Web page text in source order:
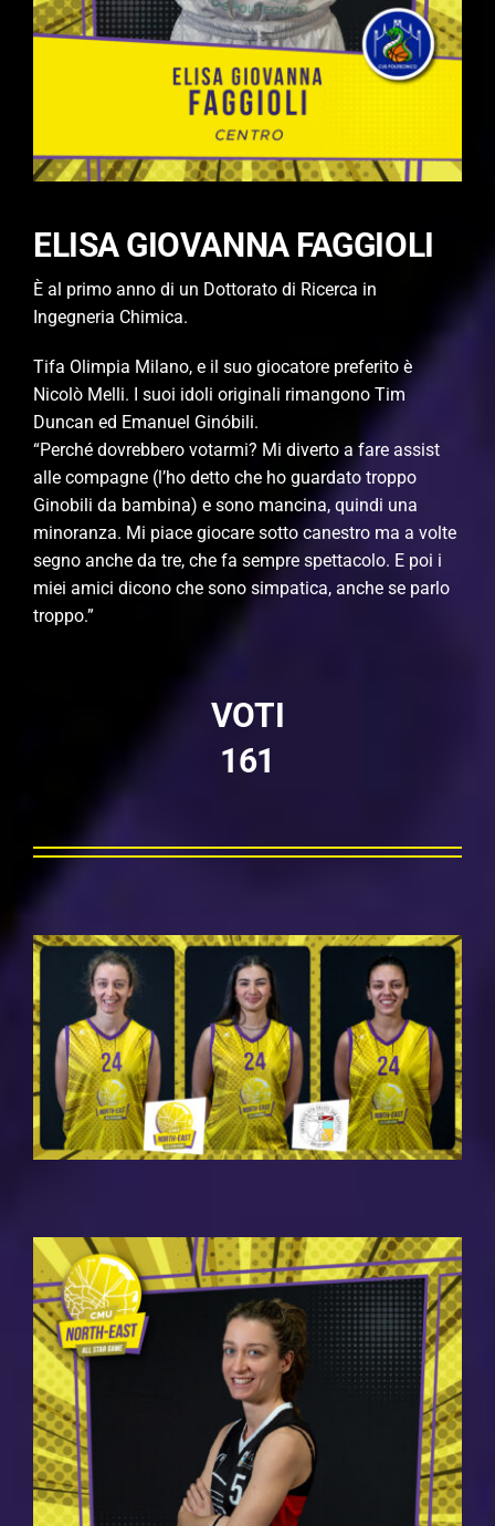
ELISA GIOVANNA FAGGIOLI
È al primo anno di un Dottorato di Ricerca in
Ingegneria Chimica.
Tifa Olimpia Milano, e il suo giocatore preferito è
Nicolò Melli. I suoi idoli originali rimangono Tim
Duncan ed Emanuel Ginóbili.
“Perché dovrebbero votarmi? Mi diverto a fare assist
alle compagne (l’ho detto che ho guardato troppo
Ginobili da bambina) e sono mancina, quindi una
minoranza. Mi piace giocare sotto canestro ma a volte
segno anche da tre, che fa sempre spettacolo. E poi i
miei amici dicono che sono simpatica, anche se parlo
troppo.”
VOTI
161